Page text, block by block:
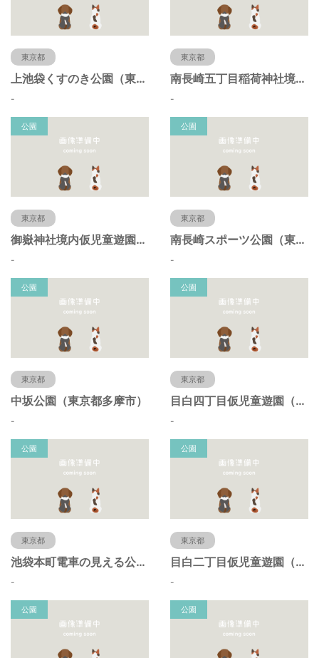
東京都
上池袋くすのき公園（東京都豊島区）
-
東京都
南長崎五丁目稲荷神社境内仮児童遊園（東京都豊島区）
-
公園
東京都
御嶽神社境内仮児童遊園（東京都豊島区）
-
公園
東京都
南長崎スポーツ公園（東京都豊島区）
-
公園
東京都
中坂公園（東京都多摩市）
-
公園
東京都
目白四丁目仮児童遊園（東京都豊島区）
-
公園
東京都
池袋本町電車の見える公園（東京都豊島区）
-
公園
東京都
目白二丁目仮児童遊園（東京都豊島区）
-
公園 公園